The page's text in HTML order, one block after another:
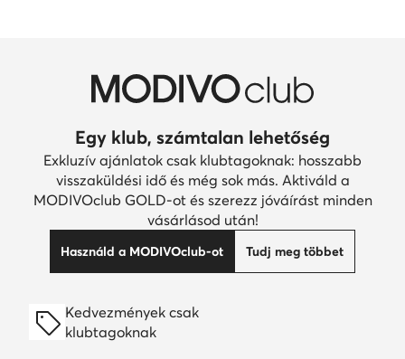
Egy klub, számtalan lehetőség
Exkluzív ajánlatok csak klubtagoknak: hosszabb
visszaküldési idő és még sok más. Aktiváld a
MODIVOclub GOLD-ot és szerezz jóváírást minden
vásárlásod után!
Használd a MODIVOclub-ot Tudj meg többet
Kedvezmények csak
klubtagoknak